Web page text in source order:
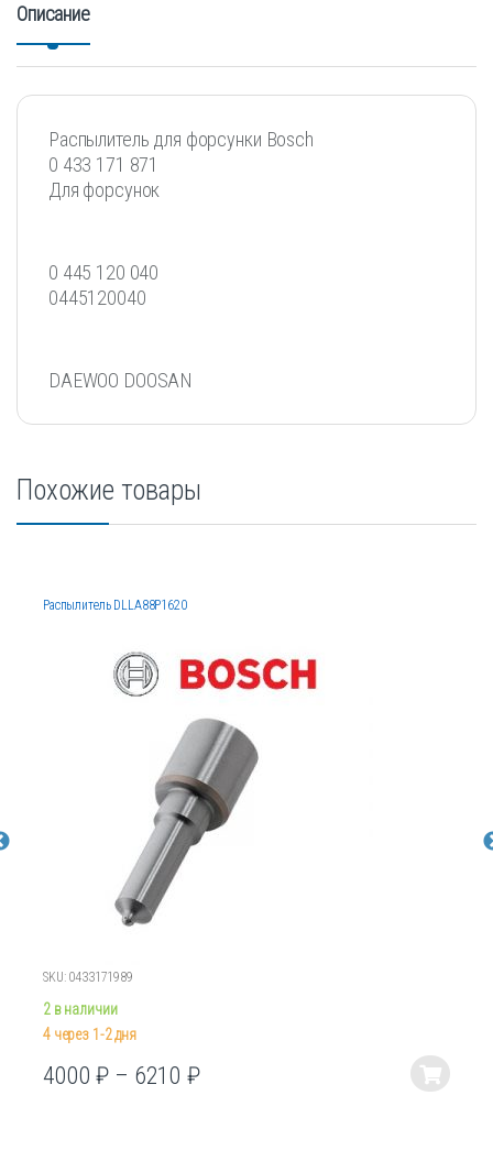
Описание
Распылитель для форсунки Bosch
0 433 171 871
Для форсунок
0 445 120 040
0445120040
DAEWOO DOOSAN
Похожие товары
Распылитель DLLA88P1620
SKU: 0433171989
2 в наличии
4 через 1-2 дня
4000₽ – 6210₽
Этот